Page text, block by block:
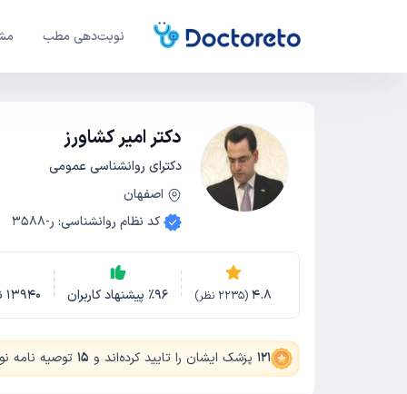
نوبت‌دهی مطب
دکتر امیر کشاورز
دکترای روانشناسی عمومی
اصفهان
کد نظام روانشناسی: ر-3588
4.8
(
2235 نظر) ٪96 پیشنهاد کاربران 13940
121 پزشک ایشان را تایید کرده‌اند و 15 توصیه نامه